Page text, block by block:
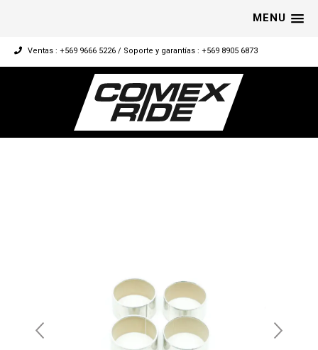
MENU
Ventas : +569 9666 5226 / Soporte y garantías : +569 8905 6873